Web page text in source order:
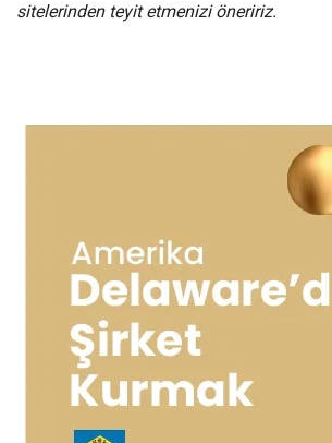
sitelerinden teyit etmenizi öneririz.